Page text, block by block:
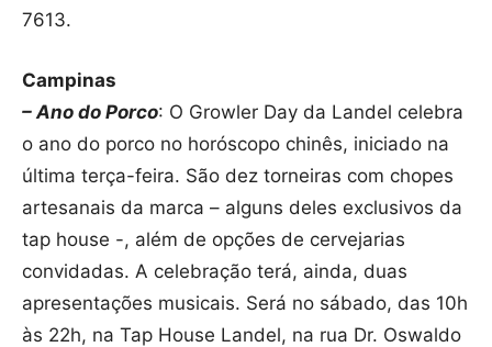
7613.
Campinas
– Ano do Porco: O Growler Day da Landel celebra
o ano do porco no horóscopo chinês, iniciado na
última terça-feira. São dez torneiras com chopes
artesanais da marca – alguns deles exclusivos da
tap house -, além de opções de cervejarias
convidadas. A celebração terá, ainda, duas
apresentações musicais. Será no sábado, das 10h
às 22h, na Tap House Landel, na rua Dr. Oswaldo